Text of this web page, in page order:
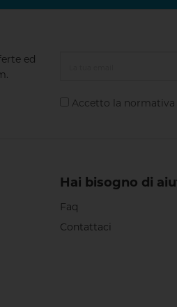
ed
Accetto la normativa
Hai bisogno di
Faq
Contattaci